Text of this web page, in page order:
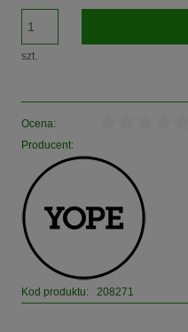
szt.
Ocena:
Producent:
Kod produktu: 208271